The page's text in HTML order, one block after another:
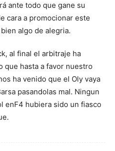
ante todo que gane su
cara a promocionar este
algo de alegria.
al final el arbitraje ha
que hasta a favor nuestro
ha venido que el Oly vaya
pasandolas mal. Ningun
enF4 hubiera sido un fiasco